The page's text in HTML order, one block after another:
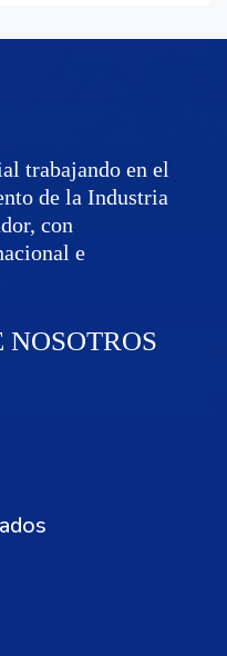
trabajando en el
de la Industria
con
e